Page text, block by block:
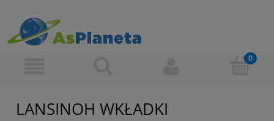
LANSINOH WKŁADKI